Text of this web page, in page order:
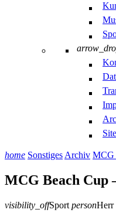
home Sonstiges Archiv MCG
MCG Beach Cup
visibility_offSport personHerr